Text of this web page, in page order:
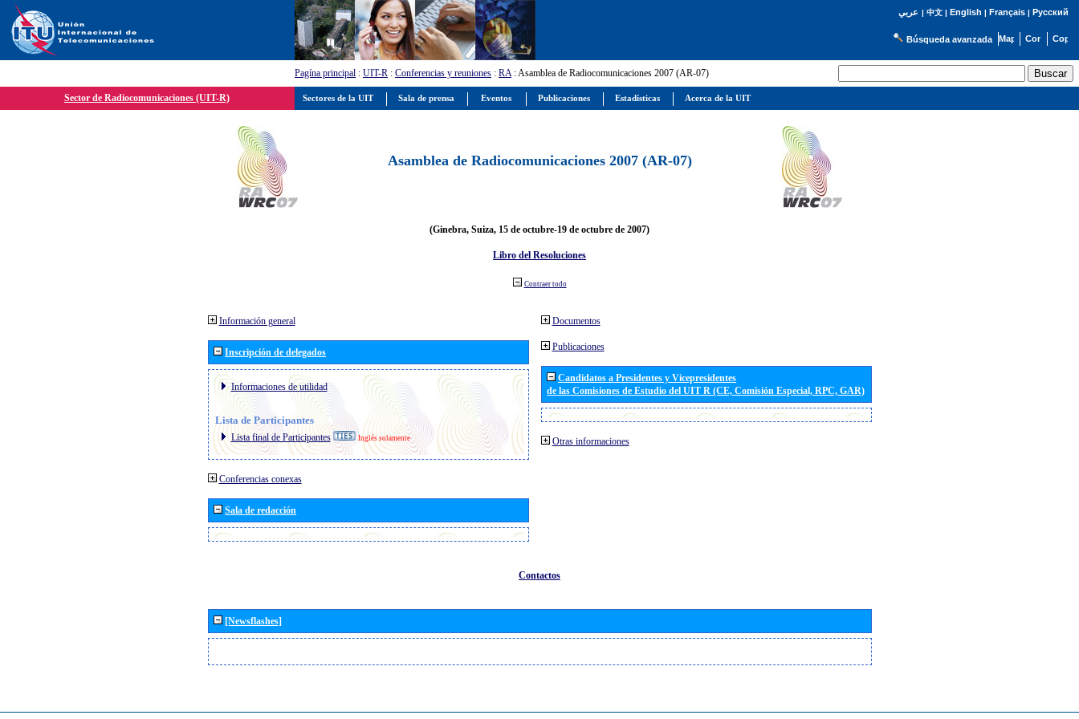
عربي | 中文| English | Français| Русский
Búsqueda avanzada
Pagína principal : UIT-R : Conferencias y reuniones : RA: Asamblea de Radiocomunicaciones 2007 (AR-07)
Sector de Radiocomunicaciones (UIT-R)
Asamblea de Radiocomunicaciones 2007 (AR-07)
(Ginebra, Suiza, 15 de octubre-19 de octubre de 2007)
Libro del Resoluciones
Contraer todo
Información general
Inscripción de delegados
Informaciones de utilidad
Lista de Participantes
Lista final de Participantes Inglés solamente
Conferencias conexas
Sala de redacción
Documentos
Publicaciones
Candidatos a Presidentes y Vicepresidentes
de las Comisiones de Estudio del UIT R (CE, Comisión Especial, RPC, GAR)
Otras informaciones
Contactos
[Newsflashes]
Sectores de la UIT Sala de prensa Eventos Publicaciones Estadísticas Acerca de la UIT